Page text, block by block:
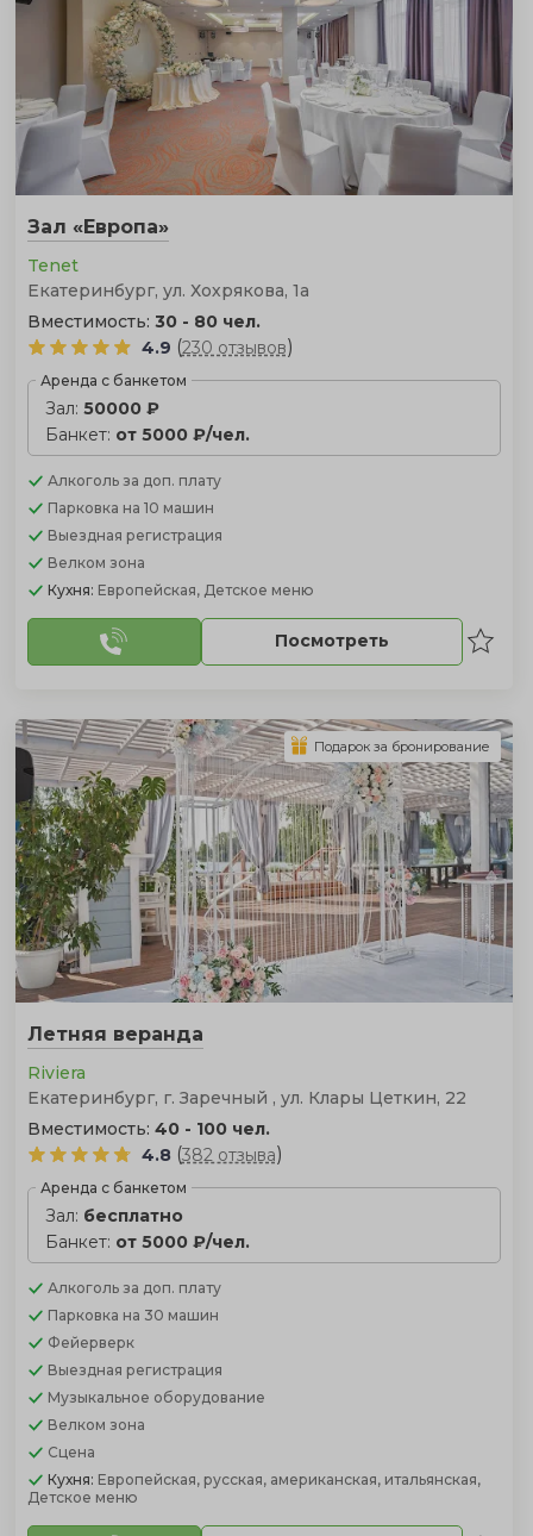
Зал «Европа»
Tenet
Екатеринбург, ул. Хохрякова, 1а
Вместимость: 30 - 80 чел.
4.9 (230 отзывов)
Аренда с банкетом
Зал: 50000 ₽
Банкет: от 5000 ₽/чел.
Алкоголь за доп. плату
Парковка на 10 машин
Выездная регистрация
Велком зона
Кухня: Европейская, Детское меню
Посмотреть
Летняя веранда
Riviera
Екатеринбург, г. Заречный , ул. Клары Цеткин, 22
Вместимость: 40 - 100 чел.
4.8 (382 отзыва)
Аренда с банкетом
Зал: бесплатно
Банкет: от 5000 ₽/чел.
Алкоголь за доп. плату
Парковка на 30 машин
Фейерверк
Выездная регистрация
Музыкальное оборудование
Велком зона
Сцена
Кухня: Европейская, русская, американская, итальянская,
Детское меню
Подарок за бронирование